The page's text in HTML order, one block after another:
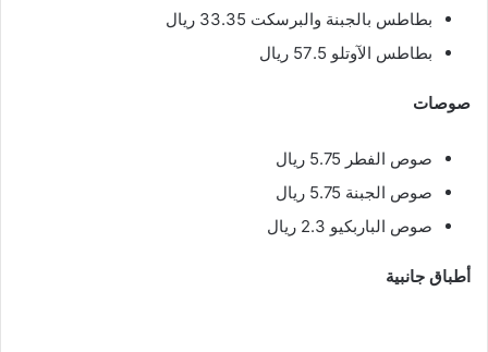
بطاطس بالجبنة والبرسكت 33.35 ريال
بطاطس الآوتلو 57.5 ريال
صوصات
صوص الفطر 5.75 ريال
صوص الجبنة 5.75 ريال
صوص الباربكيو 2.3 ريال
أطباق جانبية